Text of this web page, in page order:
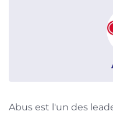
Abus est l'un des